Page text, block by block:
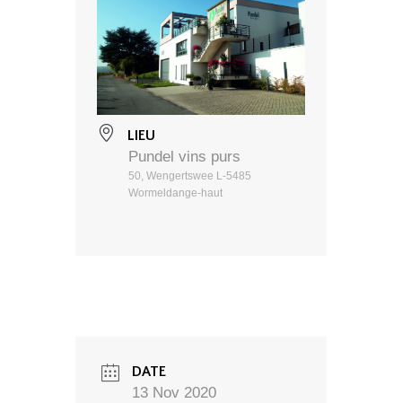
LIEU
Pundel vins purs
50, Wengertswee L-5485
Wormeldange-haut
DATE
13 Nov 2020